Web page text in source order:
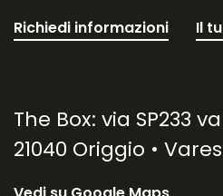
Richiedi informazioni Il
The Box: via SP233
21040 Origgio •